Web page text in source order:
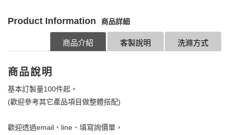
Product Information 商品詳細
洗滌方式
客製說明
商品介紹
商品說明
基本訂製量100件起。
(歡迎參考其它產品項目做整體搭配)
歡迎透過email、line、填寫詢價單，